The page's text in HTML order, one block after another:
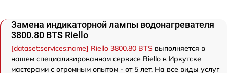
Замена индикаторной лампы водонагревателя
3800.80 BTS Riello
[dataset:services:name] Riello 3800.80 BTS выполняется в
нашем специализированном сервисе Riello в Иркутске
мастерами с огромным опытом - от 5 лет. На все виды услуг